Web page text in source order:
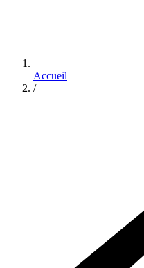
Accueil
/